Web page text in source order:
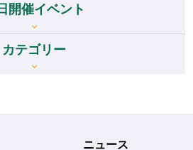
開催イベント
カテゴリー
ニュース